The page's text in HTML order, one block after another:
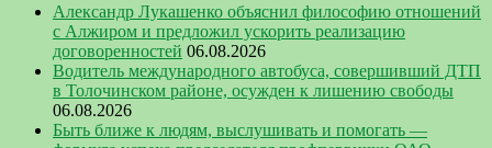
Александр Лукашенко объяснил философию отношений
с Алжиром и предложил ускорить реализацию
договоренностей 06.08.2026
Водитель международного автобуса, совершивший ДТП
в Толочинском районе, осужден к лишению свободы
06.08.2026
Быть ближе к людям, выслушивать и помогать —